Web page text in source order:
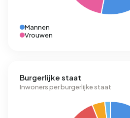
Mannen
Vrouwen
Burgerlijke staat
Inwoners per burgerlijke staat